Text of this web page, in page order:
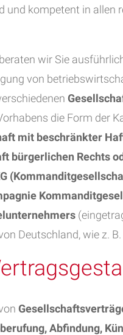
und kompetent in allen
wir Sie
von
die Form der
mit beschränkter
bürgerlichen Rechts
Deutschland, wie z. B.
Abfindung,